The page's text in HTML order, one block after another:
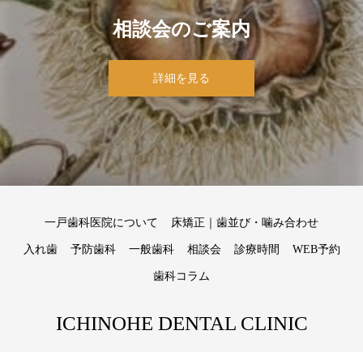
相談会のご案内
詳細を見る
一戸歯科医院について 床矯正｜歯並び・噛み合わせ
入れ歯 予防歯科 一般歯科 相談会 診療時間 WEB予約
歯科コラム
ICHINOHE DENTAL CLINIC